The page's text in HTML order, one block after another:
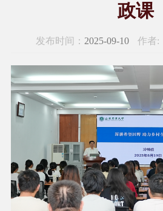
政课
发布时间： 2025-09-10 作者: